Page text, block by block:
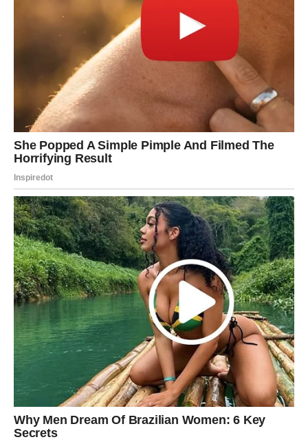
Možda još uvijek ne vidite cijelu sliku.
Možda još ne znate kako će se sve razvijati.
Ali prvi koraci prema velikoj promjeni već su napravljeni.
Pred vama su nova vrata, nove prilike i novi razlozi za
sreću.
Zato nemojte odustajati sada kada ste bliže svom cilju
nego ikada prije.
Jer svemir vam šalje veoma jasnu poruku:
Vrijeme koje ste toliko dugo čekale konačno je stiglo.
A ono što sada počinje moglo bi vam donijeti više ljubavi,
uspjeha, sigurnosti i radosti nego što ste se usudile
zamisliti.